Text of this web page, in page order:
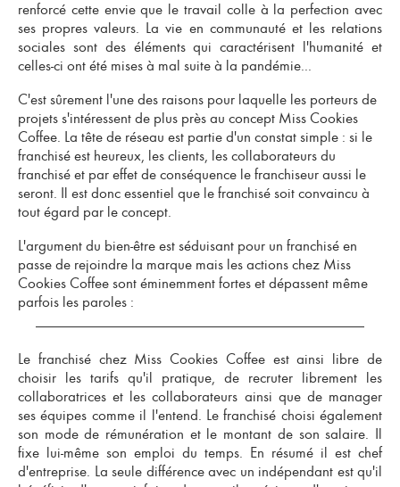
renforcé cette envie que le travail colle à la perfection avec
ses propres valeurs. La vie en communauté et les relations
sociales sont des éléments qui caractérisent l'humanité et
celles-ci ont été mises à mal suite à la pandémie...
C'est sûrement l'une des raisons pour laquelle les porteurs de
projets s'intéressent de plus près au concept Miss Cookies
Coffee. La tête de réseau est partie d'un constat simple : si le
franchisé est heureux, les clients, les collaborateurs du
franchisé et par effet de conséquence le franchiseur aussi le
seront. Il est donc essentiel que le franchisé soit convaincu à
tout égard par le concept.
L'argument du bien-être est séduisant pour un franchisé en
passe de rejoindre la marque mais les actions chez Miss
Cookies Coffee sont éminemment fortes et dépassent même
parfois les paroles :
Le franchisé chez Miss Cookies Coffee est ainsi libre de
choisir les tarifs qu'il pratique, de recruter librement les
collaboratrices et les collaborateurs ainsi que de manager
ses équipes comme il l'entend. Le franchisé choisi également
son mode de rémunération et le montant de son salaire. Il
fixe lui-même son emploi du temps. En résumé il est chef
d'entreprise. La seule différence avec un indépendant est qu'il